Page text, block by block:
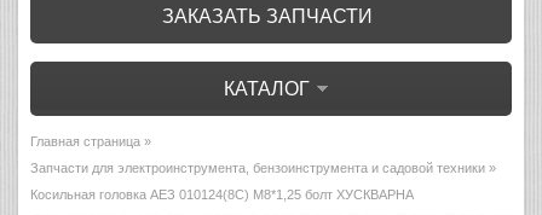
ЗАКАЗАТЬ ЗАПЧАСТИ
КАТАЛОГ
Главная страница »
Запчасти для электроинструмента, бензоинструмента и садовой техники »
Косильная головка AЕЗ 010124(8С) М8*1,25 болт ХУСКВАРНА